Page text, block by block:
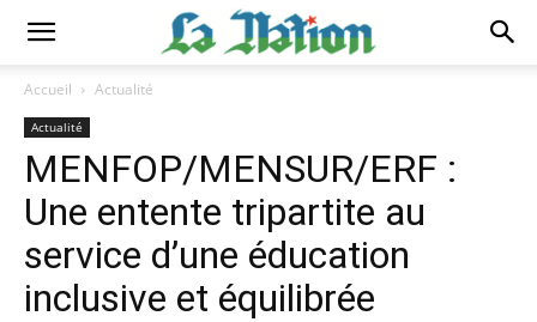
Accueil Actualité
Actualité
MENFOP/MENSUR/ERF :
Une entente tripartite au
service d’une éducation
inclusive et équilibrée